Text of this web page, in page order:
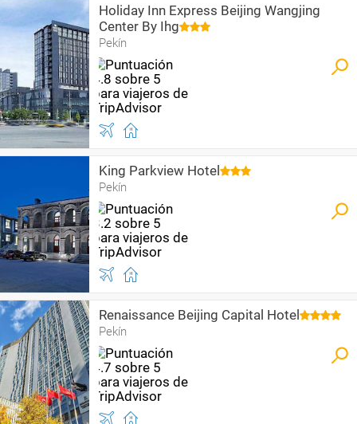
Holiday Inn Express Beijing Wangjing
Center By Ihg
Pekín
King Parkview Hotel
Pekín
Renaissance Beijing Capital Hotel
Pekín